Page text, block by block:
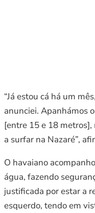
“Já estou cá há um
anunciei. Apanhámos
[entre 15 e 18
a surfar na Nazaré”,
O havaiano
água, fazendo
justificada por estar a
esquerdo, tendo em